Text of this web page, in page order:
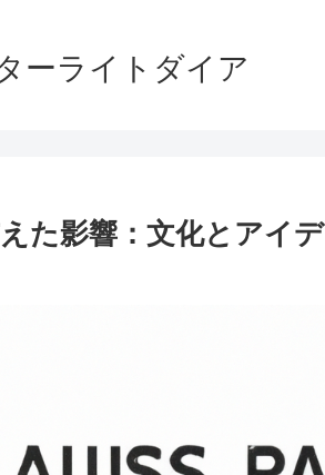
ーライトダイア
た影響：文化とアイデ